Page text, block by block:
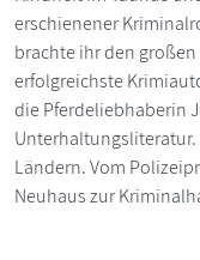
erschienener
brachte ihr den
erfolgreichste
die Pferdeliebhaberin
Unterhaltungsliteratur.
Ländern. Vom
Neuhaus zur